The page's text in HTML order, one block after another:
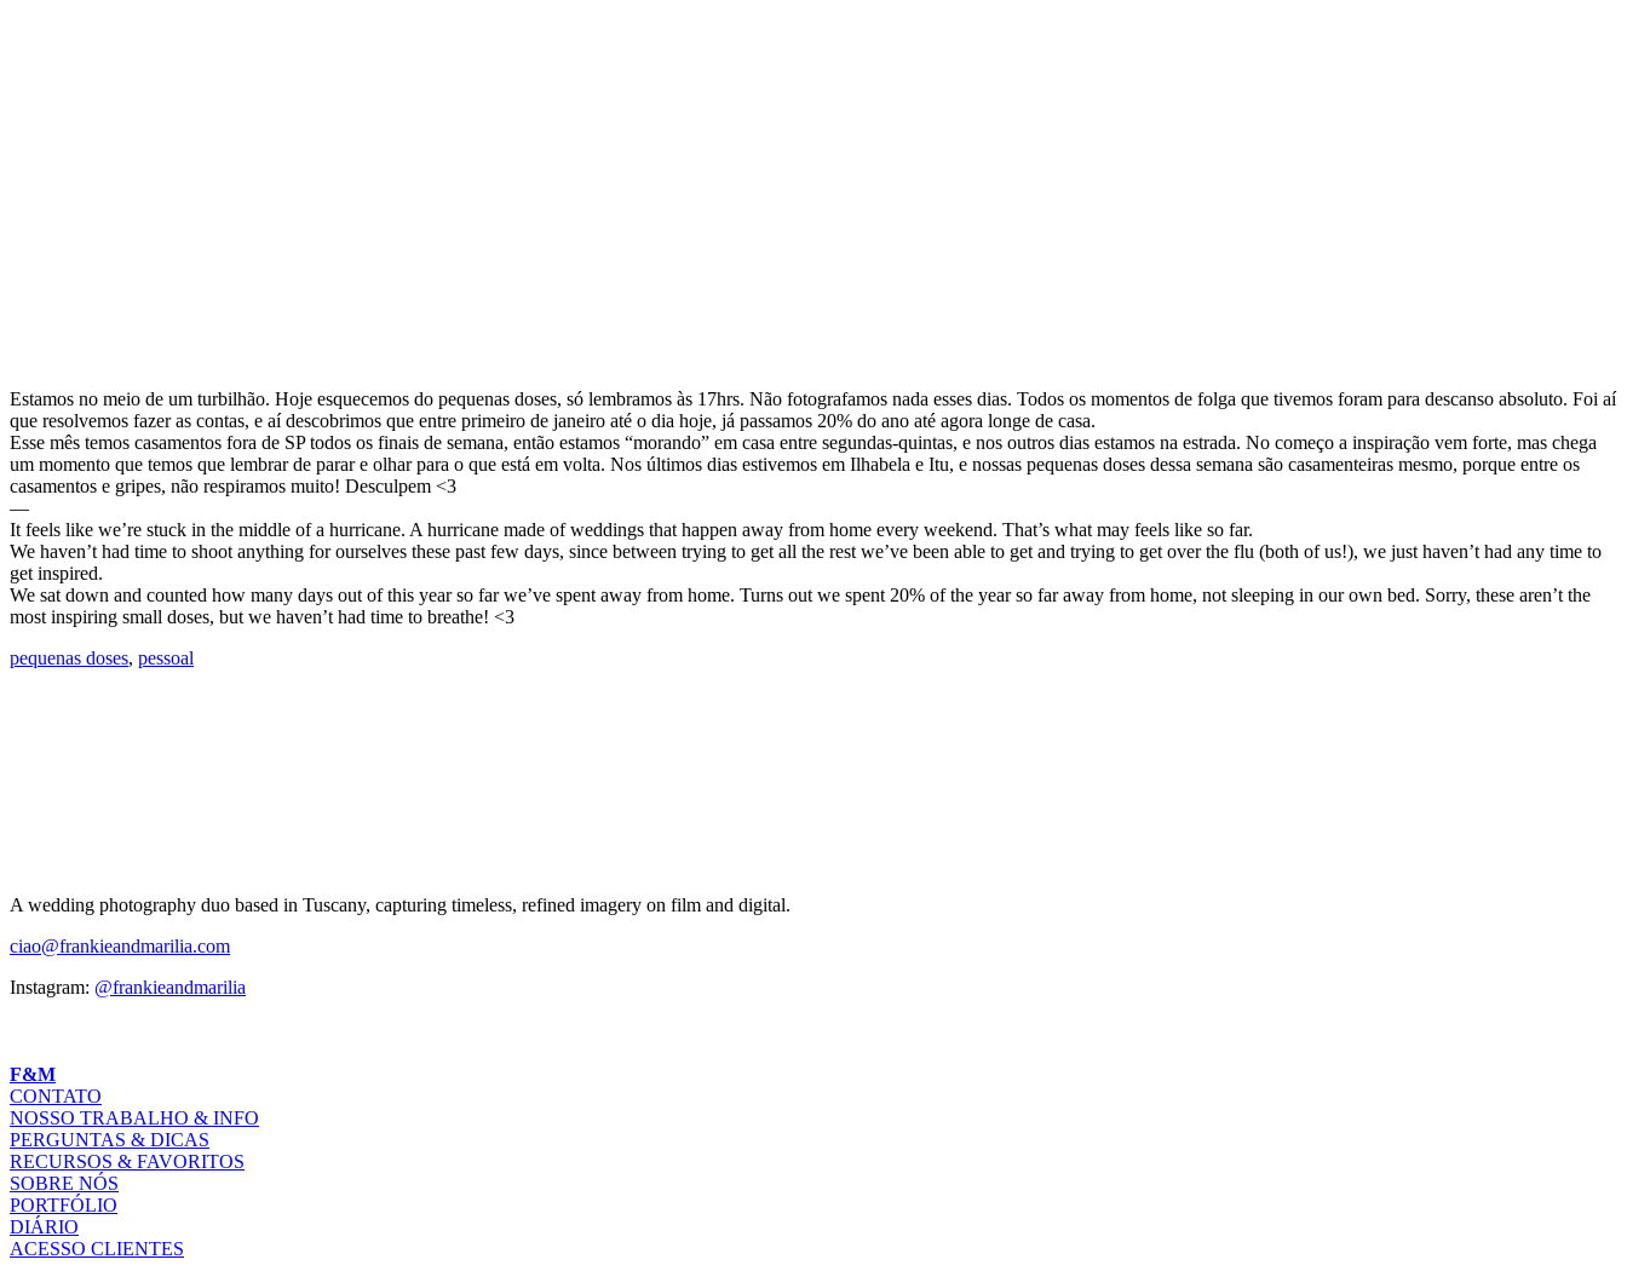
Estamos no meio de um turbilhão. Hoje esquecemos do pequenas doses, só lembramos às 17hrs. Não fotografamos nada esses dias. Todos os momentos de folga que tivemos foram para descanso absoluto. Foi aí
que resolvemos fazer as contas, e aí descobrimos que entre primeiro de janeiro até o dia hoje, já passamos 20% do ano até agora longe de casa.
Esse mês temos casamentos fora de SP todos os finais de semana, então estamos “morando” em casa entre segundas-quintas, e nos outros dias estamos na estrada. No começo a inspiração vem forte, mas chega
um momento que temos que lembrar de parar e olhar para o que está em volta. Nos últimos dias estivemos em Ilhabela e Itu, e nossas pequenas doses dessa semana são casamenteiras mesmo, porque entre os
casamentos e gripes, não respiramos muito! Desculpem <3
—
It feels like we’re stuck in the middle of a hurricane. A hurricane made of weddings that happen away from home every weekend. That’s what may feels like so far.
We haven’t had time to shoot anything for ourselves these past few days, since between trying to get all the rest we’ve been able to get and trying to get over the flu (both of us!), we just haven’t had any time to
get inspired.
We sat down and counted how many days out of this year so far we’ve spent away from home. Turns out we spent 20% of the year so far away from home, not sleeping in our own bed. Sorry, these aren’t the
most inspiring small doses, but we haven’t had time to breathe! <3
pequenas doses, pessoal
A wedding photography duo based in Tuscany, capturing timeless, refined imagery on film and digital.
ciao@frankieandmarilia.com
Instagram: @frankieandmarilia
F&M
CONTATO
NOSSO TRABALHO & INFO
PERGUNTAS & DICAS
RECURSOS & FAVORITOS
SOBRE NÓS
PORTFÓLIO
DIÁRIO
ACESSO CLIENTES